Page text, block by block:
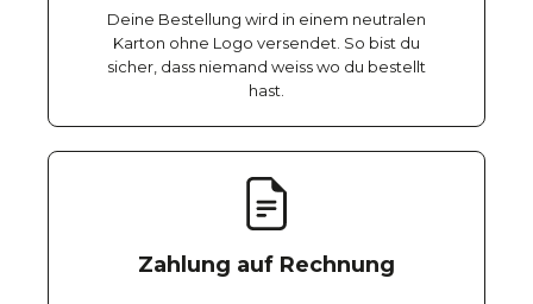
Deine Bestellung wird in einem neutralen
Karton ohne Logo versendet. So bist du
sicher, dass niemand weiss wo du bestellt
hast.
Zahlung auf Rechnung